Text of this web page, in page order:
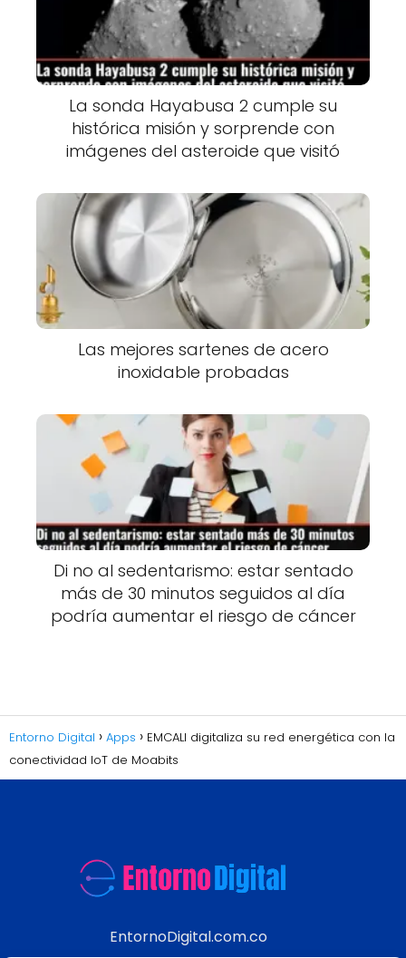
La sonda Hayabusa 2 cumple su
histórica misión y sorprende con
imágenes del asteroide que visitó
Las mejores sartenes de acero
inoxidable probadas
Di no al sedentarismo: estar sentado
más de 30 minutos seguidos al día
podría aumentar el riesgo de cáncer
Entorno Digital Apps
EMCALI digitaliza su red energética con la
conectividad IoT de Moabits
EntornoDigital.com.co